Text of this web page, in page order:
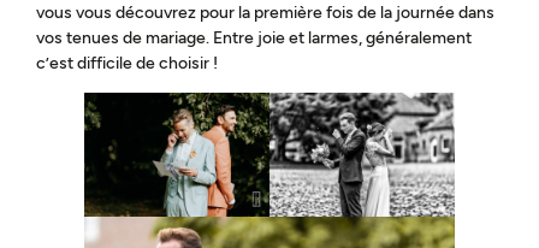
vous vous découvrez pour la première fois de la journée dans
vos tenues de mariage. Entre joie et larmes, généralement
c’est difficile de choisir !